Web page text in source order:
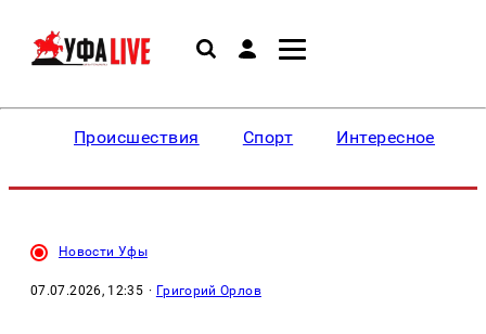
Происшествия Спорт Интересное
Новости Уфы
07.07.2026, 12:35 · Григорий Орлов